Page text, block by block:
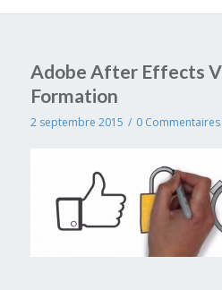
Adobe After Effects
Formation
2 septembre 2015 / 0 Commentaires